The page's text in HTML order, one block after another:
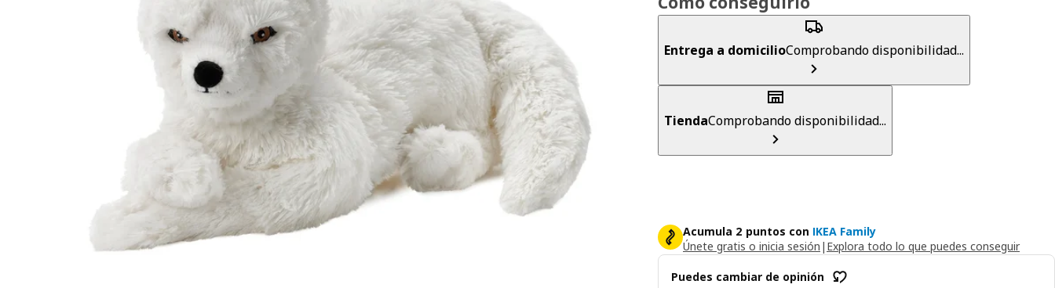
Image zoomed out, normal view
Entrega a domicilioComprobando disponibilidad...
TiendaComprobando disponibilidad...
Acumula 2 puntos con IKEA Family
Únete gratis o inicia sesión | Explora todo lo que puedes conseguir
Puedes cambiar de opinión